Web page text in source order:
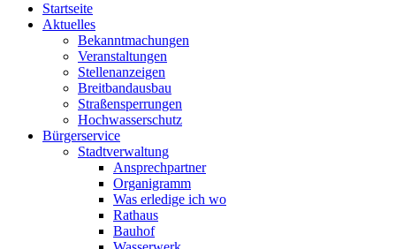
Startseite
Aktuelles
Bekanntmachungen
Veranstaltungen
Stellenanzeigen
Breitbandausbau
Straßensperrungen
Hochwasserschutz
Bürgerservice
Stadtverwaltung
Ansprechpartner
Organigramm
Was erledige ich wo
Rathaus
Bauhof